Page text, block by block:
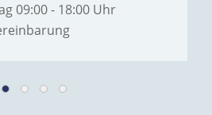
09:00 - 18:00 Uhr